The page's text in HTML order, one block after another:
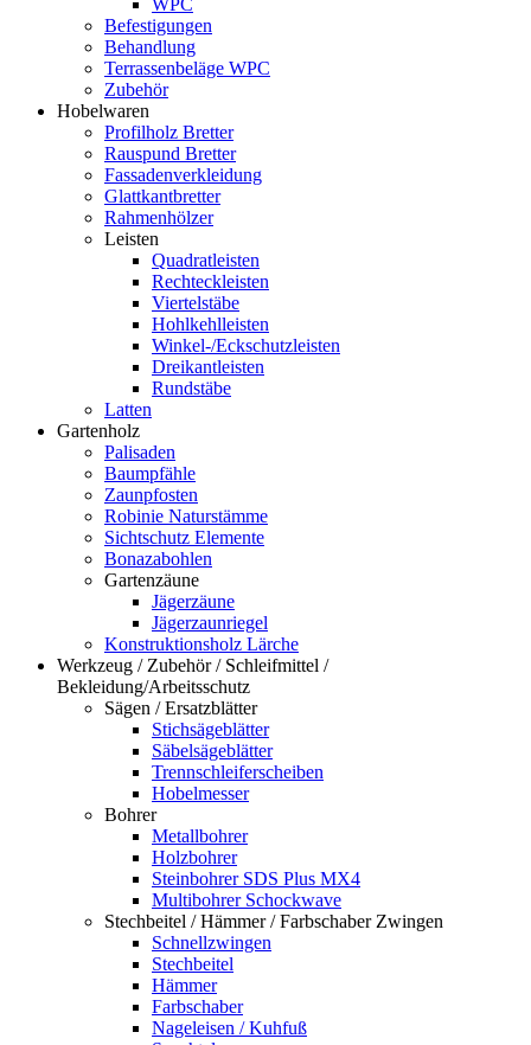
WPC
Befestigungen
Behandlung
Terrassenbeläge WPC
Zubehör
Hobelwaren
Profilholz Bretter
Rauspund Bretter
Fassadenverkleidung
Glattkantbretter
Rahmenhölzer
Leisten
Quadratleisten
Rechteckleisten
Viertelstäbe
Hohlkehlleisten
Winkel-/Eckschutzleisten
Dreikantleisten
Rundstäbe
Latten
Gartenholz
Palisaden
Baumpfähle
Zaunpfosten
Robinie Naturstämme
Sichtschutz Elemente
Bonazabohlen
Gartenzäune
Jägerzäune
Jägerzaunriegel
Konstruktionsholz Lärche
Werkzeug / Zubehör / Schleifmittel /
Bekleidung/Arbeitsschutz
Sägen / Ersatzblätter
Stichsägeblätter
Säbelsägeblätter
Trennschleiferscheiben
Hobelmesser
Bohrer
Metallbohrer
Holzbohrer
Steinbohrer SDS Plus MX4
Multibohrer Schockwave
Stechbeitel / Hämmer / Farbschaber Zwingen
Schnellzwingen
Stechbeitel
Hämmer
Farbschaber
Nageleisen / Kuhfuß